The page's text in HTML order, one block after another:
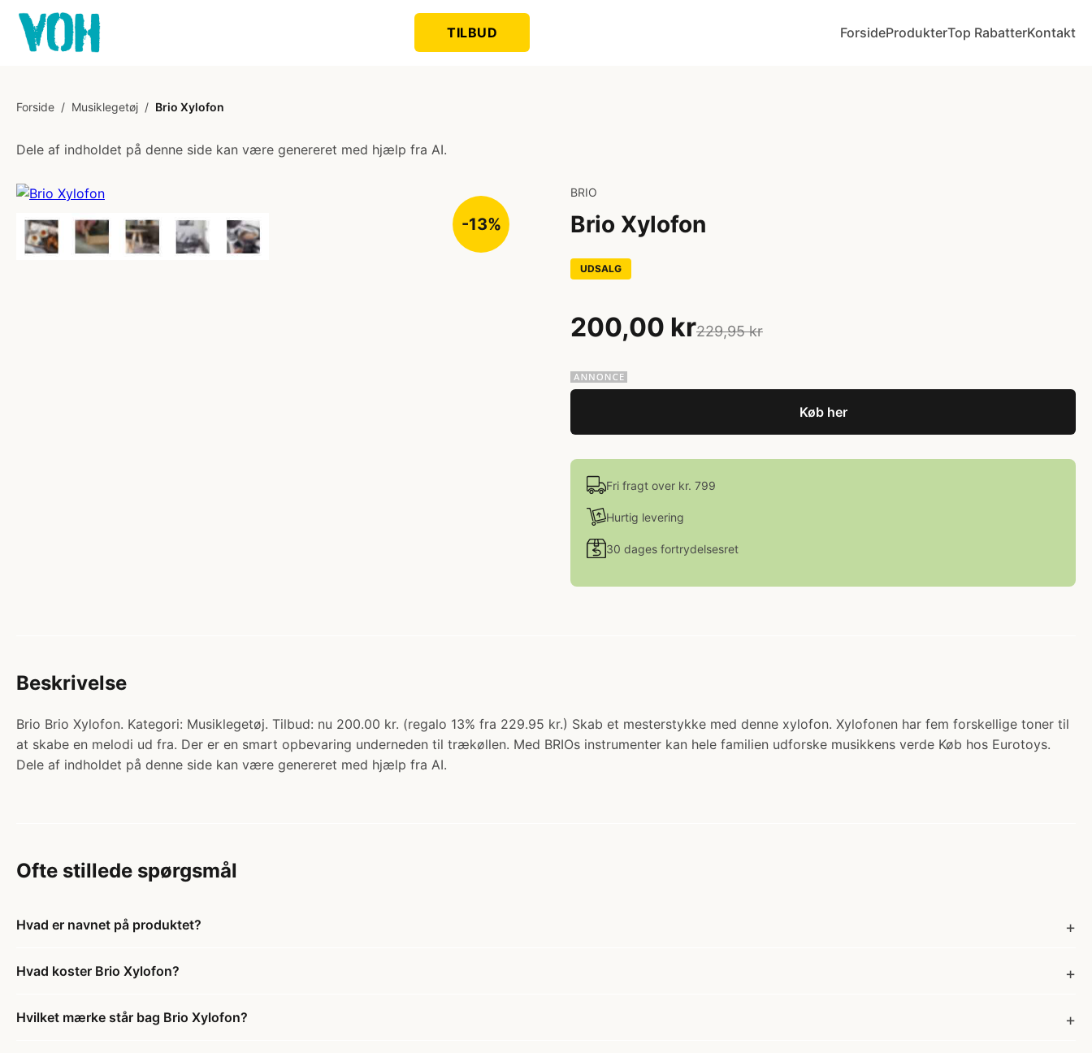
TILBUD ForsideProdukterTop RabatterKontakt
Forside / Musiklegetøj / Brio Xylofon
Dele af indholdet på denne side kan være genereret med hjælp fra AI.
-13%
BRIO
Brio Xylofon
UDSALG
200,00 kr229,95 kr
Køb her
Fri fragt over kr. 799
Hurtig levering
30 dages fortrydelsesret
Beskrivelse
Brio Brio Xylofon. Kategori: Musiklegetøj. Tilbud: nu 200.00 kr. (regalo 13% fra 229.95 kr.) Skab et mesterstykke med denne xylofon. Xylofonen har fem forskellige toner til
at skabe en melodi ud fra. Der er en smart opbevaring underneden til trækøllen. Med BRIOs instrumenter kan hele familien udforske musikkens verde Køb hos Eurotoys.
Dele af indholdet på denne side kan være genereret med hjælp fra AI.
Ofte stillede spørgsmål
Hvad er navnet på produktet?
Hvad koster Brio Xylofon?
Hvilket mærke står bag Brio Xylofon?